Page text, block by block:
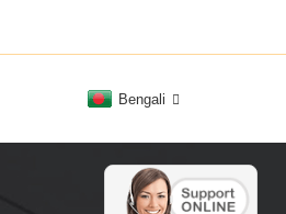
Bengali